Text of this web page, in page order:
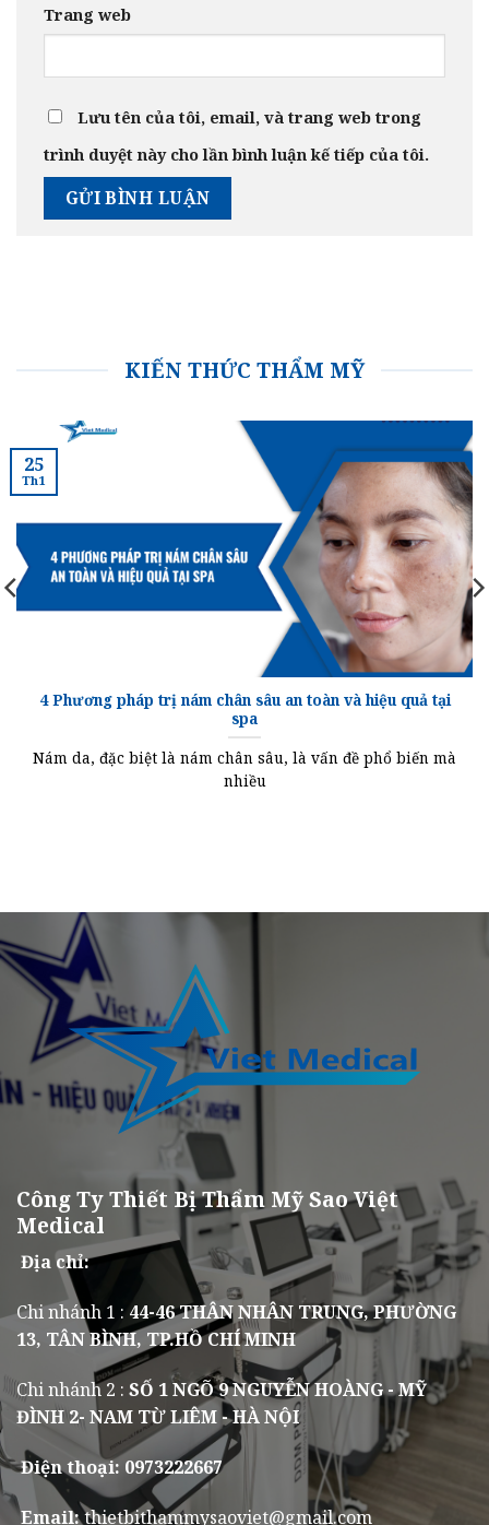
Trang web
Lưu tên của tôi, email, và trang web trong
trình duyệt này cho lần bình luận kế tiếp của tôi.
KIẾN THỨC THẨM MỸ
4 Phương pháp trị nám chân sâu an toàn và hiệu quả tại
spa
Nám da, đặc biệt là nám chân sâu, là vấn đề phổ biến mà
nhiều
25
Th1
Công Ty Thiết Bị Thẩm Mỹ Sao Việt
Medical
Địa chỉ:
Chi nhánh 1 : 44-46 THÂN NHÂN TRUNG, PHƯỜNG
13, TÂN BÌNH, TP.HỒ CHÍ MINH
Chi nhánh 2 : SỐ 1 NGÕ 9 NGUYỄN HOÀNG - MỸ
ĐÌNH 2- NAM TỪ LIÊM - HÀ NỘI
Điện thoại: 0973222667
Email:thietbithammysaoviet@gmail.com